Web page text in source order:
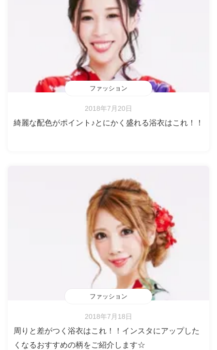
ファッション
2018年7月20日
綺麗な配色がポイント♪とにかく盛れる浴衣はこれ！！
ファッション
2018年7月18日
周りと差がつく浴衣はこれ！！インスタにアップした
くなるおすすめの柄をご紹介します☆